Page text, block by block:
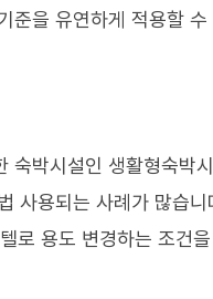
을 유연하게 적용할
숙박시설인 생활형숙박
사용되는 사례가 많습니
로 용도 변경하는 조건